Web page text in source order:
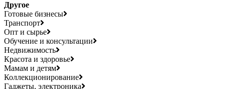
Другое
Готовые бизнесы
Транспорт
Опт и сырье
Обучение и консультации
Недвижимость
Красота и здоровье
Мамам и детям
Коллекционирование
Гаджеты, электроника